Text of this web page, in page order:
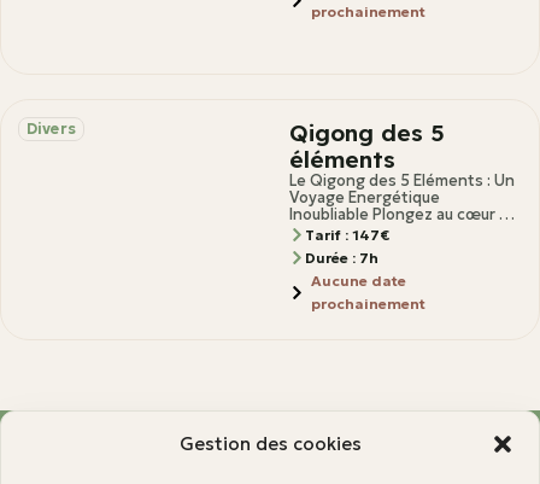
Gestion des cookies
prochainement
Divers
Qigong des 5
éléments
Le Qigong des 5 Éléments : Un
Voyage Energétique
Inoubliable Plongez au cœur de
l’art du Qigong et découvrez
une
Tarif : 147€
Durée : 7h
Aucune date
prochainement